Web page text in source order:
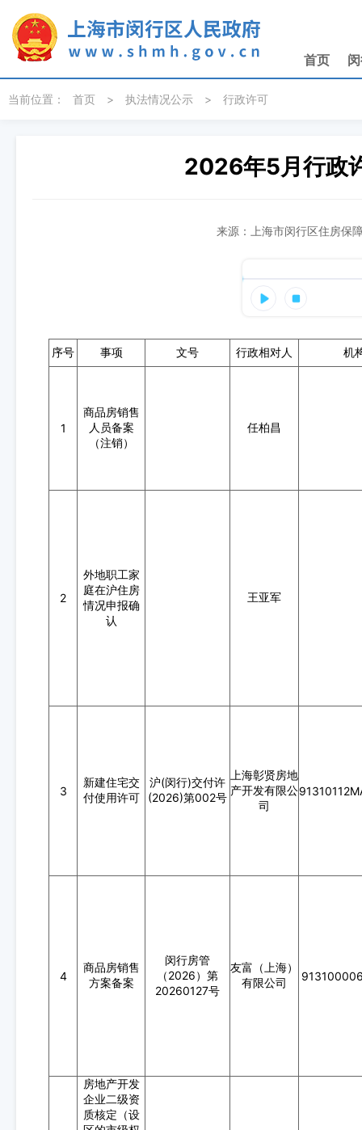
首页
当前位置： 首页 > 执法情况公示 > 行政许可
2026年5月行政
来源：上海市闵行区住房保
序号 事项 文号 行政相对人 机
1
商品房销售
人员备案
（注销）
任柏昌
2
外地职工家
庭在沪住房
情况申报确
认
王亚军
3
新建住宅交
付使用许可
沪(闵行)交付许
(2026)第002号
上海彰贤房地
产开发有限公
司
4
商品房销售
方案备案
闵行房管
（2026）第
20260127号
友富（上海）
有限公司
房地产开发
企业二级资
质核定（设